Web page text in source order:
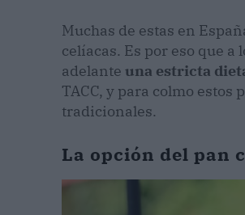
Muchas de estas en
celíacas. Es por eso que
adelante una estricta
TACC, y para colmo estos
tradicionales.
La opción del pan